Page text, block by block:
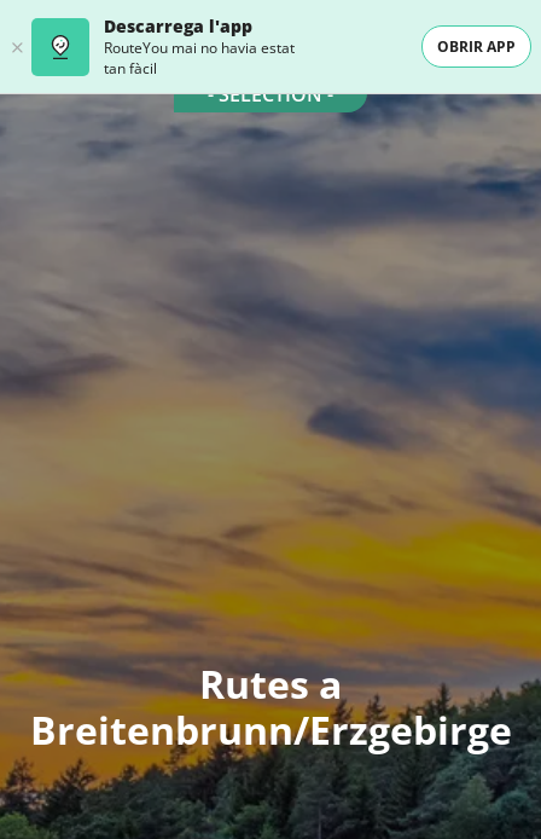
Descarrega l'app
RouteYou mai no havia estat
tan fàcil
OBRIR APP
- SELECTION -
Rutes a
Breitenbrunn/Erzgebirge